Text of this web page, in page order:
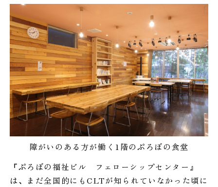
障がいのある方が働く1階のぷろぼの食堂
『ぷろぼの福祉ビル フェローシップセンター』
は、まだ全国的にもCLTが知られていなかった頃に